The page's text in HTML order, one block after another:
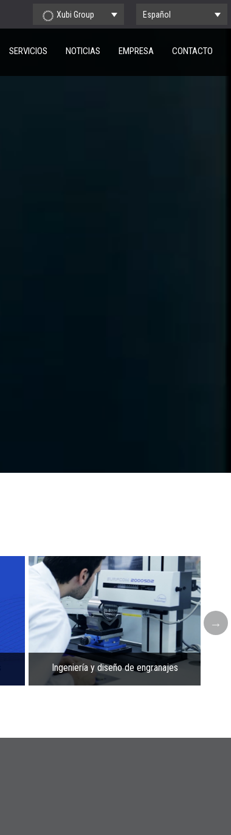
Xubi Group Español
SERVICIOS NOTICIAS EMPRESA CONTACTO
Ingeniería y diseño de engranajes